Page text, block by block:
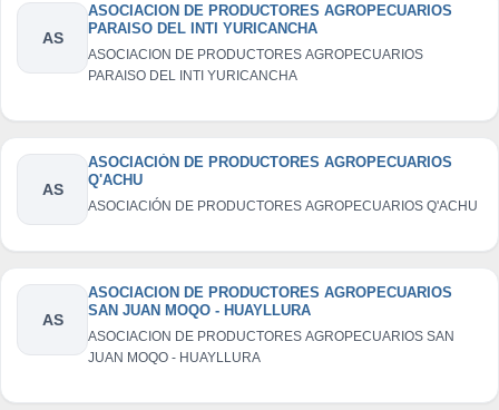
AS
ASOCIACION DE PRODUCTORES AGROPECUARIOS
PARAISO DEL INTI YURICANCHA
ASOCIACION DE PRODUCTORES AGROPECUARIOS
PARAISO DEL INTI YURICANCHA
AS
ASOCIACIÓN DE PRODUCTORES AGROPECUARIOS
Q'ACHU
ASOCIACIÓN DE PRODUCTORES AGROPECUARIOS Q'ACHU
AS
ASOCIACION DE PRODUCTORES AGROPECUARIOS
SAN JUAN MOQO - HUAYLLURA
ASOCIACION DE PRODUCTORES AGROPECUARIOS SAN
JUAN MOQO - HUAYLLURA